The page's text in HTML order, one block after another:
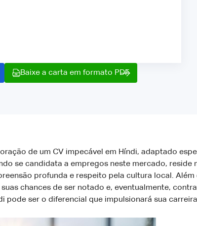
Baixe a carta em formato PDF
de um CV impecável em Híndi, adaptado
se candidata a empregos neste mercado, reside
profunda e respeito pela cultura local. Além
chances de ser notado e, eventualmente,
pode ser o diferencial que impulsionará sua